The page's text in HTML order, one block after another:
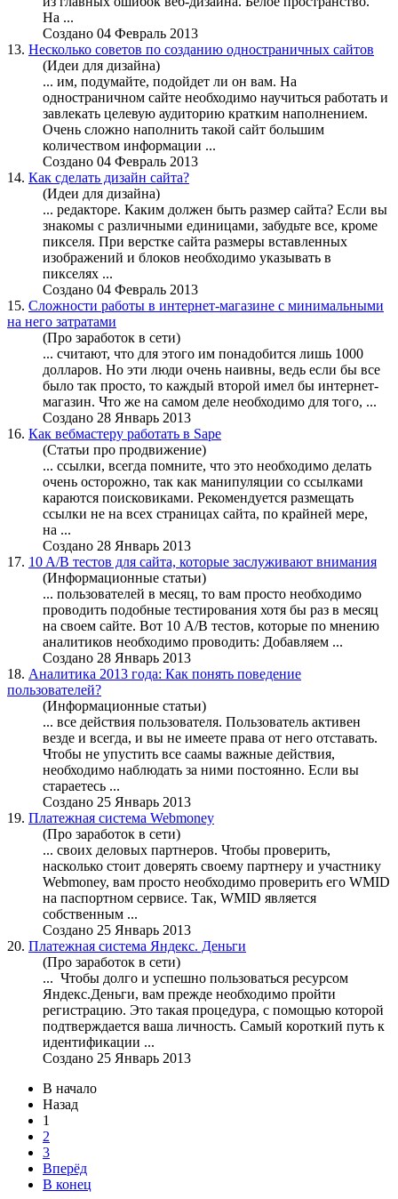
На ...
Создано 04 Февраль 2013
13. Несколько советов по созданию одностраничных сайтов
(Идеи для дизайна)
... им, подумайте, подойдет ли он вам. На
одностраничном сайте необходимо научиться работать и
завлекать целевую аудиторию кратким наполнением.
Очень сложно наполнить такой сайт большим
количеством информации ...
Создано 04 Февраль 2013
14. Как сделать дизайн сайта?
(Идеи для дизайна)
... редакторе. Каким должен быть размер сайта? Если вы
знакомы с различными единицами, забудьте все, кроме
пикселя. При верстке сайта размеры вставленных
изображений и блоков необходимо указывать в
пикселях ...
Создано 04 Февраль 2013
15. Сложности работы в интернет-магазине с минимальными
на него затратами
(Про заработок в сети)
... считают, что для этого им понадобится лишь 1000
долларов. Но эти люди очень наивны, ведь если бы все
было так просто, то каждый второй имел бы интернет-
магазин. Что же на самом деле необходимо для того, ...
Создано 28 Январь 2013
16. Как вебмастеру работать в Sape
(Статьи про продвижение)
... ссылки, всегда помните, что это необходимо делать
очень осторожно, так как манипуляции со ссылками
караются поисковиками. Рекомендуется размещать
ссылки не на всех страницах сайта, по крайней мере,
на ...
Создано 28 Январь 2013
17. 10 A/B тестов для сайта, которые заслуживают внимания
(Информационные статьи)
... пользователей в месяц, то вам просто необходимо
проводить подобные тестирования хотя бы раз в месяц
на своем сайте. Вот 10 А/В тестов, которые по мнению
аналитиков необходимо проводить: Добавляем ...
Создано 28 Январь 2013
18. Аналитика 2013 года: Как понять поведение
пользователей?
(Информационные статьи)
... все действия пользователя. Пользователь активен
везде и всегда, и вы не имеете права от него отставать.
Чтобы не упустить все саамы важные действия,
необходимо наблюдать за ними постоянно. Если вы
стараетесь ...
Создано 25 Январь 2013
19. Платежная система Webmoney
(Про заработок в сети)
... своих деловых партнеров. Чтобы проверить,
насколько стоит доверять своему партнеру и участнику
Webmoney, вам просто необходимо проверить его WMID
на паспортном сервисе. Так, WMID является
собственным ...
Создано 25 Январь 2013
20. Платежная система Яндекс. Деньги
(Про заработок в сети)
... Чтобы долго и успешно пользоваться ресурсом
Яндекс.Деньги, вам прежде необходимо пройти
регистрацию. Это такая процедура, с помощью которой
подтверждается ваша личность. Самый короткий путь к
идентификации ...
Создано 25 Январь 2013
В начало
Назад
1
2
3
Вперёд
В конец